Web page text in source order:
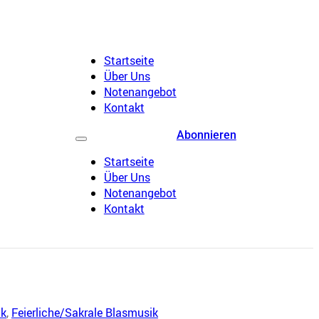
Startseite
Über Uns
Notenangebot
Kontakt
Startseite
Über Uns
Notenangebot
Kontakt
Abonnieren
, Feierliche/Sakrale Blasmusik